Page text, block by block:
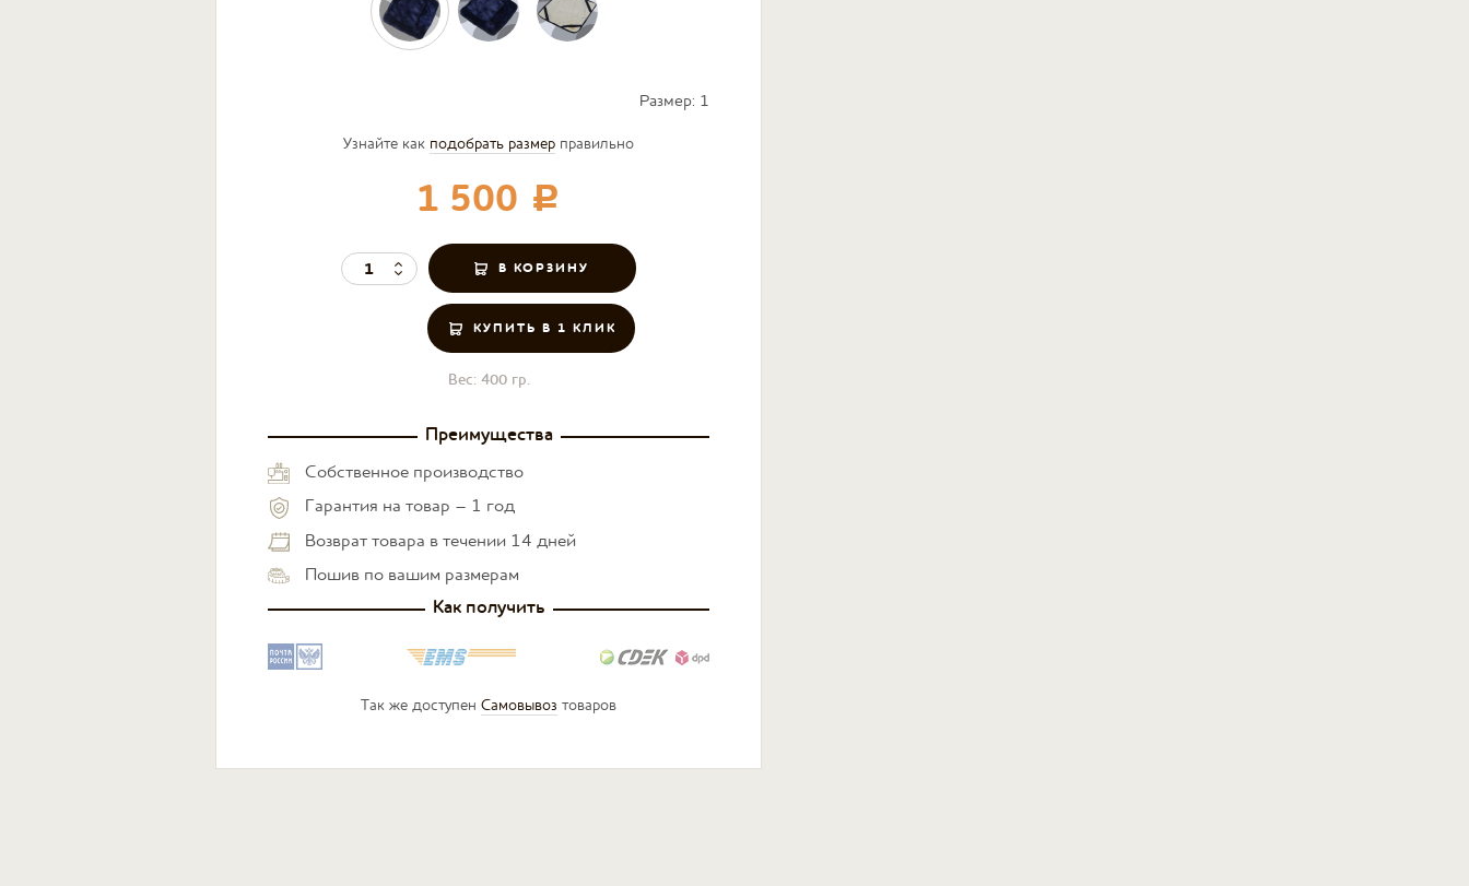
Узнайте как подобрать размер правильно
1 500 c
КУПИТЬ В 1 КЛИК
Размер: 1
Вес: 400 гр.
Преимущества
Собственное производство
Гарантия на товар – 1 год
Возврат товара в течении 14 дней
Пошив по вашим размерам
Как получить
Так же доступен Самовывоз товаров